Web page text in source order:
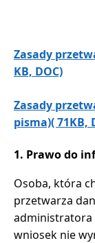
Zasady
KB, DOC)
Zasady
pisma)( 71KB,
1. Prawo do
Osoba, która
przetwarza
administratora
wniosek nie